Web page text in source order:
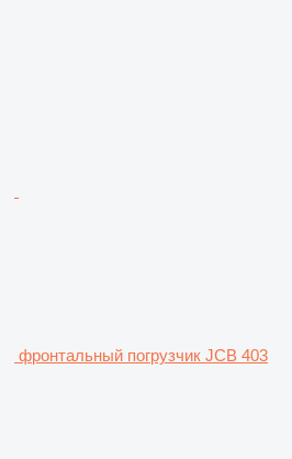
фронтальный погрузчик JCB 403